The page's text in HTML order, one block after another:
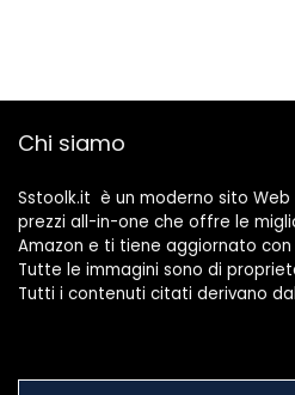
Chi siamo
Sstoolk.it è un moderno sito
prezzi all-in-one che offre le
Amazon e ti tiene aggiornato
Tutte le immagini sono di
Tutti i contenuti citati derivano